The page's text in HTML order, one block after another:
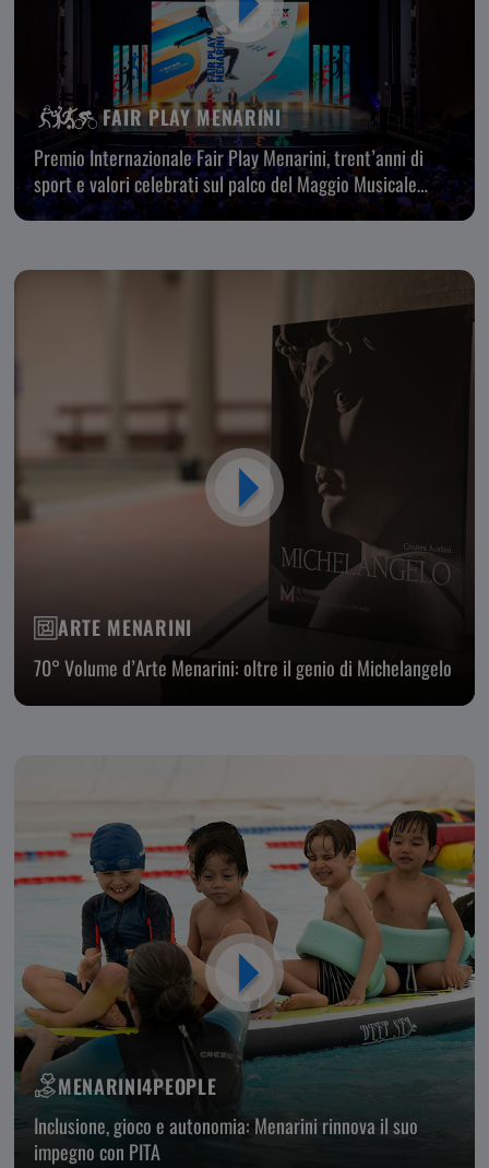
FAIR PLAY MENARINI
Premio Internazionale Fair Play Menarini, trent’anni di
sport e valori celebrati sul palco del Maggio Musicale
Fiorentino
ARTE MENARINI
70° Volume d’Arte Menarini: oltre il genio di Michelangelo
MENARINI4PEOPLE
Inclusione, gioco e autonomia: Menarini rinnova il suo
impegno con PITA